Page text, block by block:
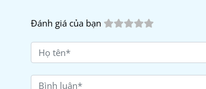
Đánh giá của bạn